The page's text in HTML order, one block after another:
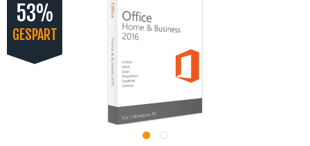
53%
GESPART